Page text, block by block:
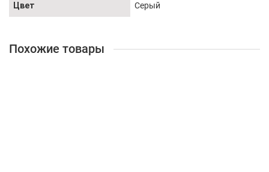
Цвет Серый
Похожие товары